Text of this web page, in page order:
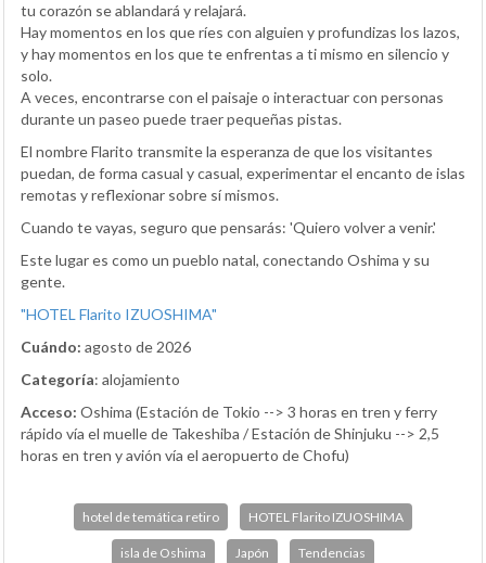
tu corazón se ablandará y relajará.
Hay momentos en los que ríes con alguien y profundizas los lazos,
y hay momentos en los que te enfrentas a ti mismo en silencio y
solo.
A veces, encontrarse con el paisaje o interactuar con personas
durante un paseo puede traer pequeñas pistas.
El nombre Flarito transmite la esperanza de que los visitantes
puedan, de forma casual y casual, experimentar el encanto de islas
remotas y reflexionar sobre sí mismos.
Cuando te vayas, seguro que pensarás: 'Quiero volver a venir.'
Este lugar es como un pueblo natal, conectando Oshima y su
gente.
"HOTEL Flarito IZUOSHIMA"
Cuándo: agosto de 2026
Categoría: alojamiento
Acceso: Oshima (Estación de Tokio --> 3 horas en tren y ferry
rápido vía el muelle de Takeshiba / Estación de Shinjuku --> 2,5
horas en tren y avión vía el aeropuerto de Chofu)
hotel de temática retiro HOTEL Flarito IZUOSHIMA
isla de Oshima Japón Tendencias